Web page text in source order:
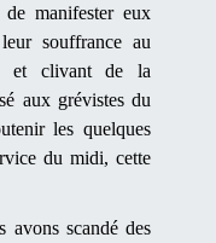
manifester eux
souffrance au
et clivant de la
aux grévistes du
les quelques
du midi, cette
avons scandé des